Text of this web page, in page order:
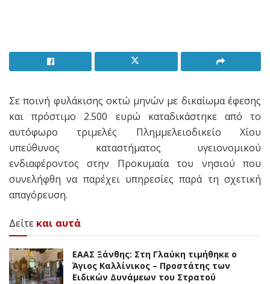
Σε ποινή φυλάκισης οκτώ μηνών με δικαίωμα έφεσης
και πρόστιμο 2.500 ευρώ καταδικάστηκε από το
αυτόφωρο τριμελές Πλημμελειοδικείο Χίου
υπεύθυνος καταστήματος υγειονομικού
ενδιαφέροντος στην Προκυμαία του νησιού που
συνελήφθη να παρέχει υπηρεσίες παρά τη σχετική
απαγόρευση.
Δείτε και αυτά
EAAΣ Ξάνθης: Στη Γλαύκη τιμήθηκε ο
Άγιος Καλλίνικος – Προστάτης των
Ειδικών Δυνάμεων του Στρατού